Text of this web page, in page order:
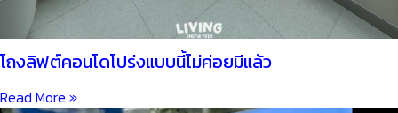
โถงลิฟต์คอนโดโปร่งแบบนี้ไม่ค่อยมีแล้ว
Read More »